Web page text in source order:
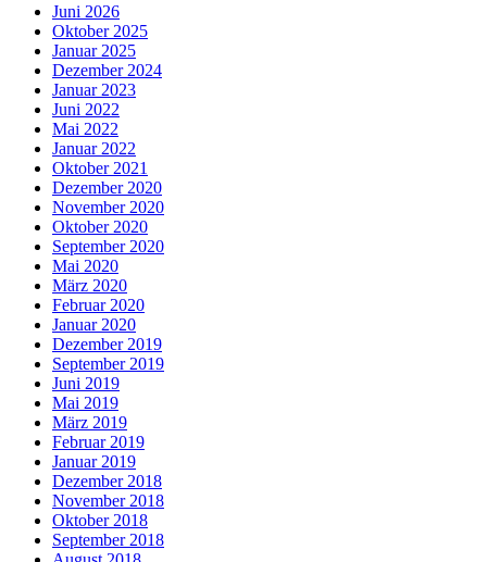
Juni 2026
Oktober 2025
Januar 2025
Dezember 2024
Januar 2023
Juni 2022
Mai 2022
Januar 2022
Oktober 2021
Dezember 2020
November 2020
Oktober 2020
September 2020
Mai 2020
März 2020
Februar 2020
Januar 2020
Dezember 2019
September 2019
Juni 2019
Mai 2019
März 2019
Februar 2019
Januar 2019
Dezember 2018
November 2018
Oktober 2018
September 2018